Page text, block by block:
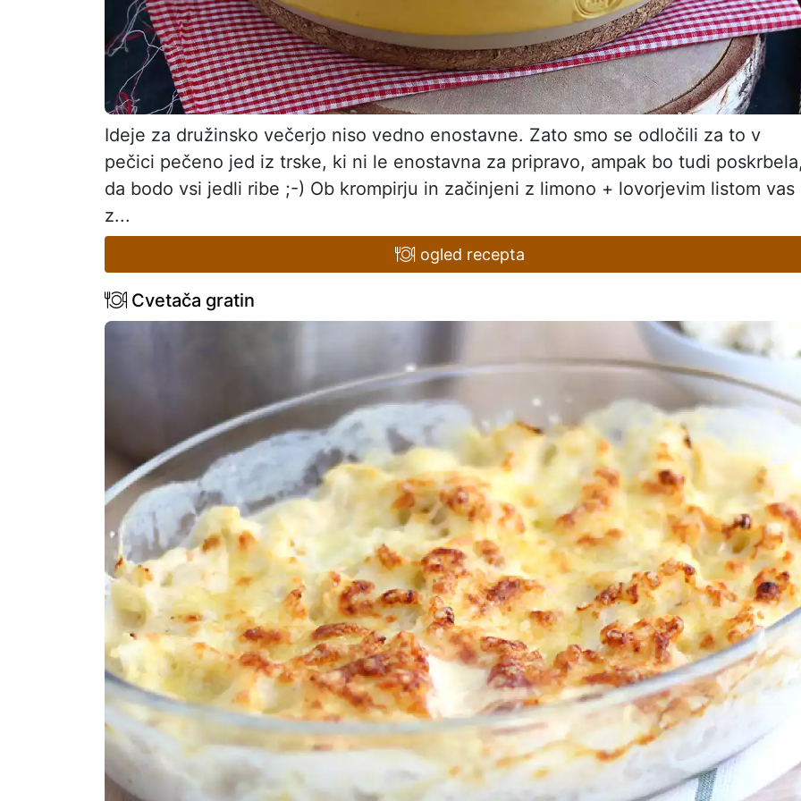
Ideje za družinsko večerjo niso vedno enostavne. Zato smo se odločili za to v
pečici pečeno jed iz trske, ki ni le enostavna za pripravo, ampak bo tudi
da bodo vsi jedli ribe ;-) Ob krompirju in začinjeni z limono + lovorjevim listom vas
z...
ogled recepta
Cvetača gratin